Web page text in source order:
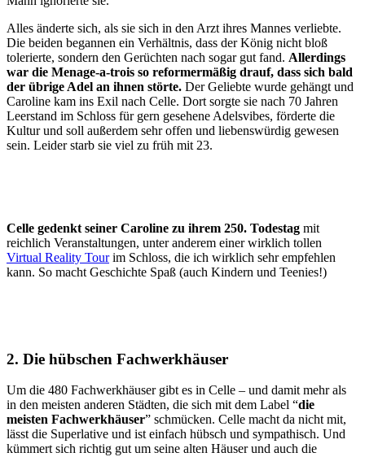
Alles änderte sich, als sie sich in den Arzt ihres Mannes verliebte.
Die beiden begannen ein Verhältnis, dass der König nicht bloß
tolerierte, sondern den Gerüchten nach sogar gut fand. Allerdings
war die Menage-a-trois so reformermäßig drauf, dass sich bald
der übrige Adel an ihnen störte. Der Geliebte wurde gehängt und
Caroline kam ins Exil nach Celle. Dort sorgte sie nach 70 Jahren
Leerstand im Schloss für gern gesehene Adelsvibes, förderte die
Kultur und soll außerdem sehr offen und liebenswürdig gewesen
sein. Leider starb sie viel zu früh mit 23.
Celle gedenkt seiner Caroline zu ihrem 250. Todestag mit
reichlich Veranstaltungen, unter anderem einer wirklich tollen
Virtual Reality Tourim Schloss, die ich wirklich sehr empfehlen
kann. So macht Geschichte Spaß (auch Kindern und Teenies!)
2. Die hübschen Fachwerkhäuser
Um die 480 Fachwerkhäuser gibt es in Celle – und damit mehr als
in den meisten anderen Städten, die sich mit dem Label “die
meisten Fachwerkhäuser” schmücken. Celle macht da nicht mit,
lässt die Superlative und ist einfach hübsch und sympathisch. Und
kümmert sich richtig gut um seine alten Häuser und auch die